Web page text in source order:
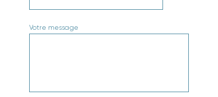
Votre message